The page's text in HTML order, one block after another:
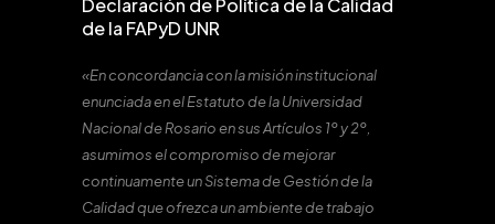
Declaración de Política de la Calidad
de la FAPyD UNR
«En concordancia con la misión institucional
enunciada en el Estatuto de la Universidad
Nacional de Rosario en sus Artículos 1º y 2º,
asumimos el compromiso de mejorar
continuamente un Sistema de Gestión de la
Calidad que ofrezca un ambiente de trabajo